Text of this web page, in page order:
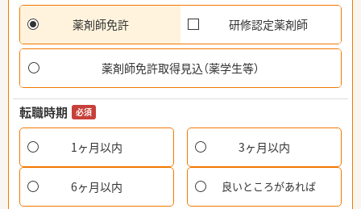
薬剤師免許 研修認定薬剤師
薬剤師免許取得見込（薬学生等）
転職時期 必須
1ヶ月以内 3ヶ月以内
6ヶ月以内 良いところがあれば